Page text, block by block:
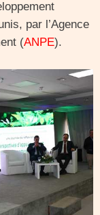
par l’Agence
(ANPE).